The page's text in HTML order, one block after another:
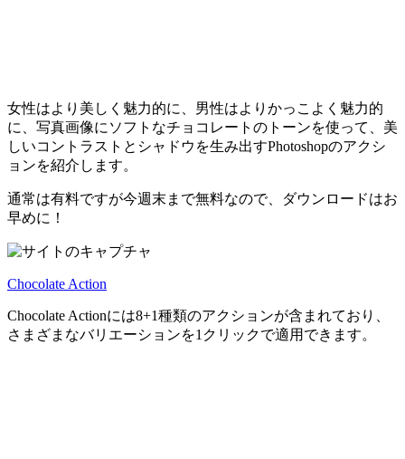
女性はより美しく魅力的に、男性はよりかっこよく魅力的
に、写真画像にソフトなチョコレートのトーンを使って、美
しいコントラストとシャドウを生み出すPhotoshopのアクシ
ョンを紹介します。
通常は有料ですが今週末まで無料なので、ダウンロードはお
早めに！
Chocolate Action
Chocolate Actionには8+1種類のアクションが含まれており、
さまざまなバリエーションを1クリックで適用できます。